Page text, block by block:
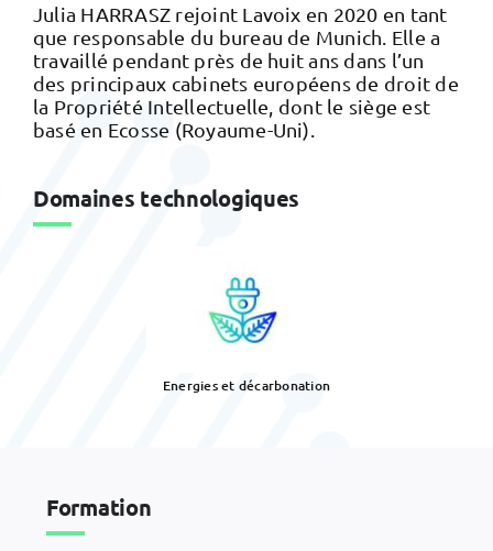
Julia HARRASZ rejoint Lavoix en 2020 en tant
que responsable du bureau de Munich. Elle a
travaillé pendant près de huit ans dans l’un
des principaux cabinets européens de droit de
la Propriété Intellectuelle, dont le siège est
basé en Ecosse (Royaume-Uni).
Domaines technologiques
Energies et décarbonation
Formation